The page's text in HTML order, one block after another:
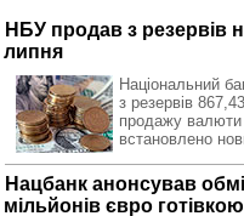
НБУ продав з резервів
липня
Національний
з резервів
продажу валюти
встановлено
Нацбанк анонсував
мільйонів євро